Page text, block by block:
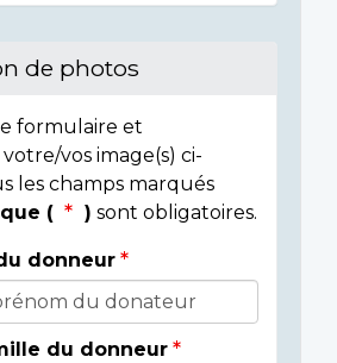
de photos
formulaire et
vos image(s) ci-
les champs marqués
( ) sont obligatoires.
donneur
du donneur